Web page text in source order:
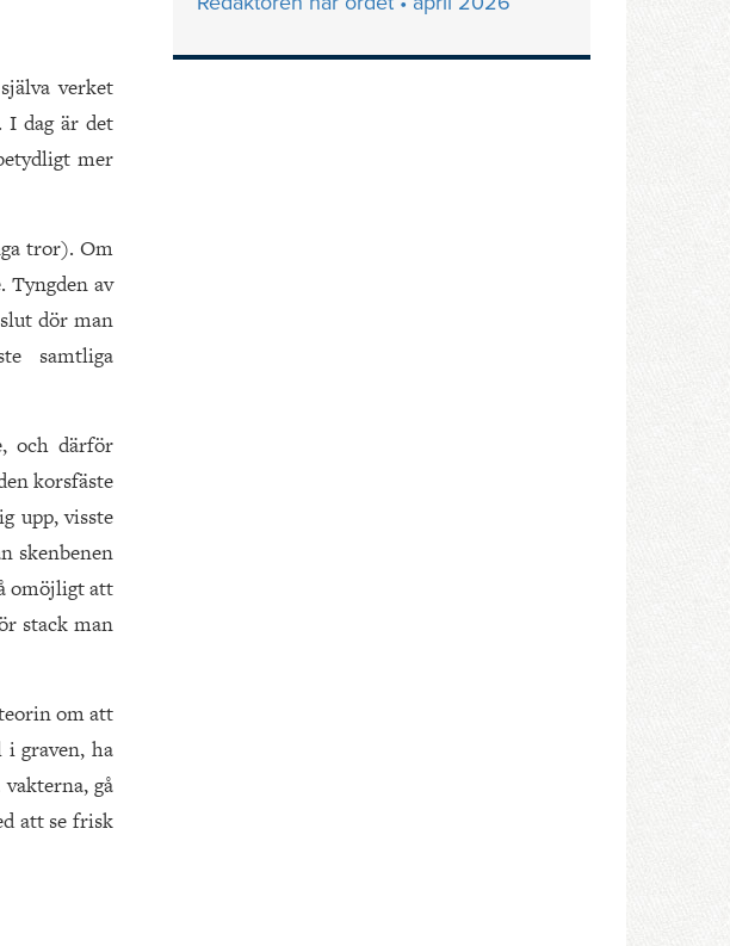
verket
I dag är det
mer
tror). Om
Tyngden av
dör man
samtliga
och därför
korsfäste
upp, visste
skenbenen
omöjligt att
stack man
om att
i graven, ha
gå
att se frisk